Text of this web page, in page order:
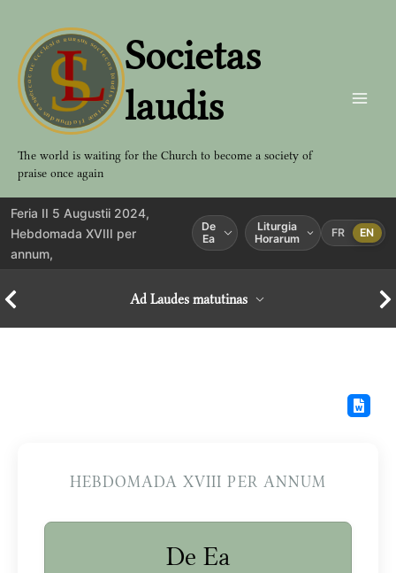
contenu
Societas
laudis
The world is waiting for the Church to become a society of
praise once again
Feria II 5 Augustii 2024,
Hebdomada XVIII per
annum,
De
Ea
Liturgia
Horarum
FR EN
Ad Laudes matutinas
HEBDOMADA XVIII PER ANNUM
De Ea